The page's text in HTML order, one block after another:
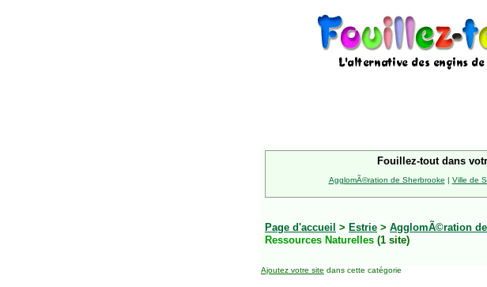
Fouillez-tout dans
AgglomÃ©ration de Sherbrooke | Ville de
Page d'accueil > Estrie > AgglomÃ©ration
Ressources Naturelles (1 site)
Ajoutez votre site dans cette catégorie